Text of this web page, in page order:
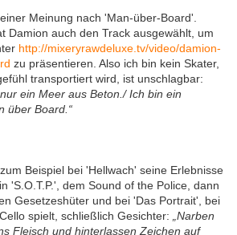
Meinung nach 'Man-über-Board'.
Damion auch den Track ausgewählt, um
http://mixeryrawdeluxe.tv/video/damion-
zu präsentieren. Also ich bin kein Skater,
transportiert wird, ist unschlagbar:
ein Meer aus Beton./ Ich bin ein
über Board.“
Beispiel bei 'Hellwach' seine Erlebnisse
'S.O.T.P.', dem Sound of the Police, dann
Gesetzeshüter und bei 'Das Portrait', bei
spielt, schließlich Gesichter:
„Narben
Fleisch und hinterlassen Zeichen auf